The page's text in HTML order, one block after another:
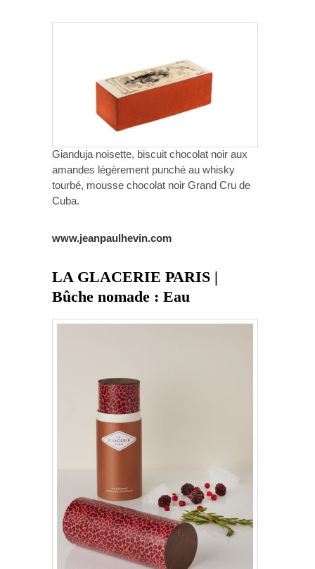
Gianduja noisette, biscuit chocolat noir aux
amandes légèrement punché au whisky
tourbé, mousse chocolat noir Grand Cru de
Cuba.
www.jeanpaulhevin.com
LA GLACERIE PARIS |
Bûche nomade : Eau